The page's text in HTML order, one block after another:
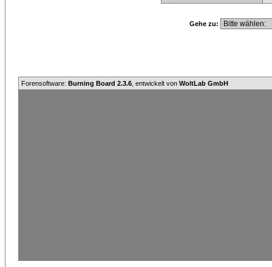
Gehe zu:
Forensoftware: Burning Board 2.3.6 , entwickelt von WoltLab GmbH